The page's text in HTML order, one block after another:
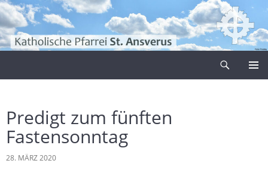
Zum
Inhalt
springen
Predigt zum fünften
Fastensonntag
28. MÄRZ 2020